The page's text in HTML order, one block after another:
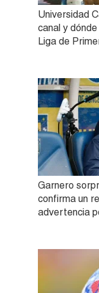
Universidad
canal y
Liga de
Garnero
confirma un
advertencia